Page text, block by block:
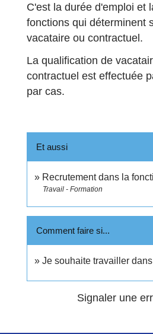
C'est la durée d'emploi et
fonctions qui déterminent
vacataire ou contractuel.
La qualification de
contractuel est effectuée
par cas.
Et aussi
Recrutement dans la
Travail - Formation
Comment faire si...
Je souhaite travailler
Signaler une